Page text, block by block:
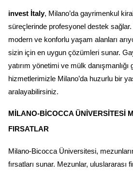
invest İtaly, Milano’da gayrimenkul
süreçlerinde profesyonel destek
modern ve konforlu yaşam alanları
sizin için en uygun çözümleri sunar.
yatırım yönetimi ve mülk danışmanlığı
hizmetlerimizle Milano’da huzurlu bir
aralayabilirsiniz.
MILANO-BICOCCA ÜNIVERSITESI
FIRSATLAR
Milano-Bicocca Üniversitesi,
fırsatları sunar. Mezunlar, uluslararası